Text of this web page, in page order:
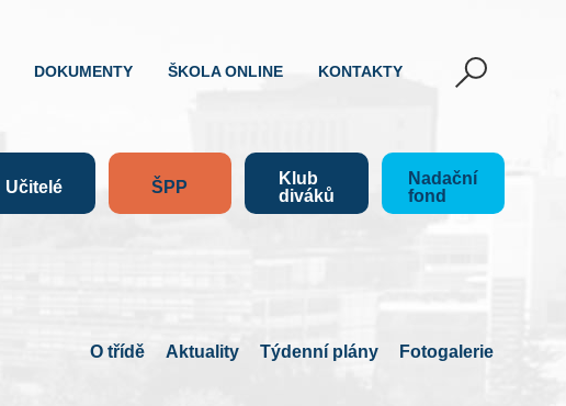
DOKUMENTY ŠKOLA ONLINE KONTAKTY
Učitelé ŠPP
Klub
diváků
Nadační
fond
O třídě Aktuality Týdenní plány Fotogalerie